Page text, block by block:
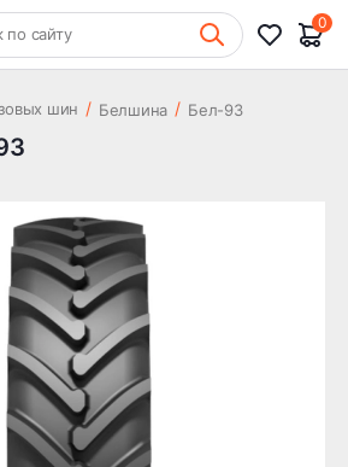
Шиномонтаж
по сайту
0
шин / Белшина / Бел-93